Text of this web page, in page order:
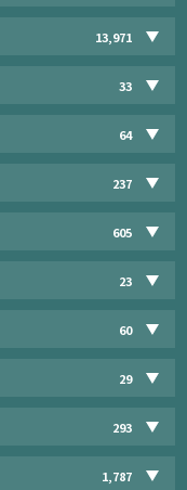
13,971
33
64
237
605
23
60
29
293
1,787